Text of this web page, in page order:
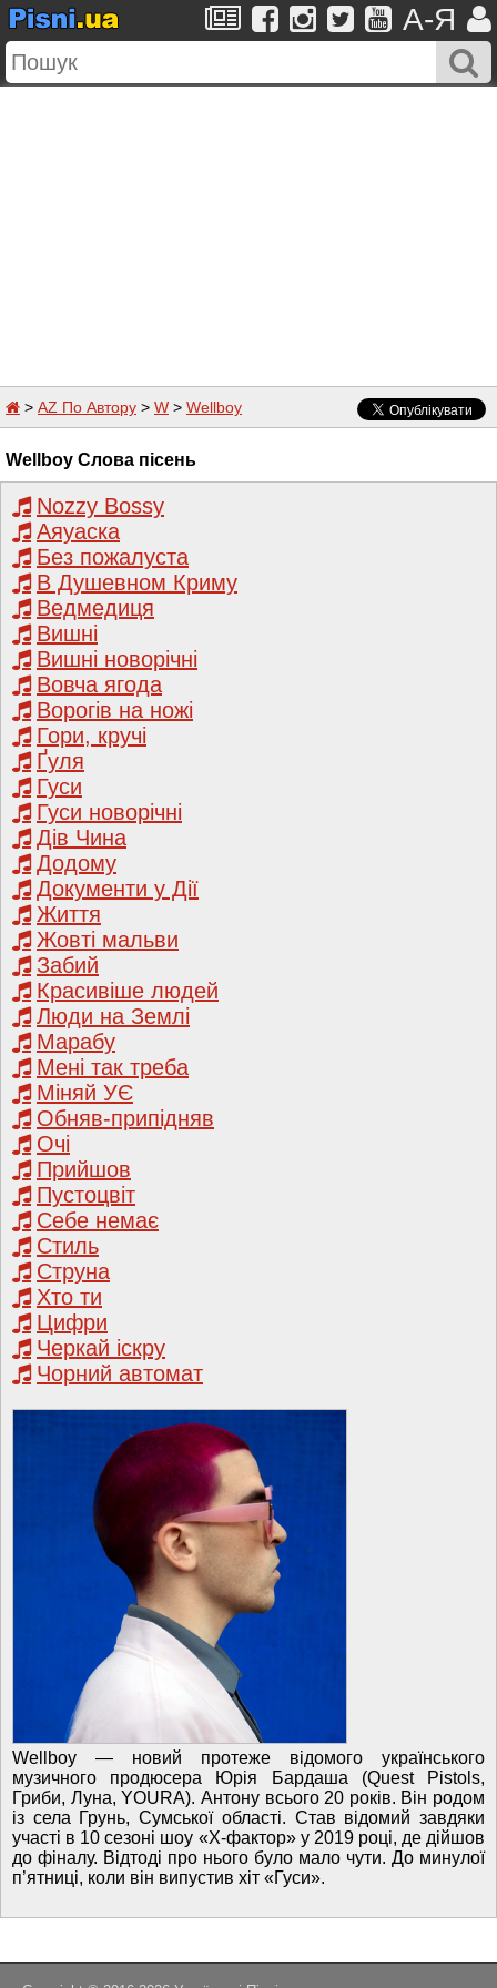
A-Я
> AZ По Автору > W > Wellboy
Wellboy Слова пісень
Nozzy Bossy
Аяуаска
Без пожалуста
В Душевном Криму
Ведмедиця
Вишні
Вишні новорічні
Вовча ягода
Ворогів на ножі
Гори, кручі
Ґуля
Гуси
Гуси новорічні
Дів Чина
Додому
Документи у Дії
Життя
Жовті мальви
Забий
Красивіше людей
Люди на Землі
Марабу
Мені так треба
Міняй УЄ
Обняв-припідняв
Очі
Прийшов
Пустоцвіт
Себе немає
Стиль
Струна
Хто ти
Цифри
Черкай іскру
Чорний автомат
Wellboy — новий протеже відомого українського
музичного продюсера Юрія Бардаша (Quest Pistols,
Гриби, Луна, YOURA). Антону всього 20 років. Він родом
із села Грунь, Сумської області. Став відомий завдяки
участі в 10 сезоні шоу «Х-фактор» у 2019 році, де дійшов
до фіналу. Відтоді про нього було мало чути. До минулої
п’ятниці, коли він випустив хіт «Гуси».